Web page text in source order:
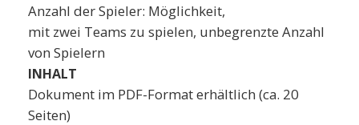
Anzahl der Spieler: Möglichkeit,
mit zwei Teams zu spielen, unbegrenzte Anzahl
von Spielern
INHALT
Dokument im PDF-Format erhältlich (ca. 20
Seiten)